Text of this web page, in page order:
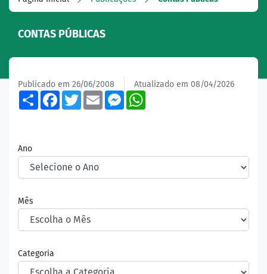
CONTAS PÚBLICAS
Publicado em 26/06/2008 Atualizado em 08/04/2026
ShareFacebook
TwitterEmailMessenger
Ano
Mês
Categoria